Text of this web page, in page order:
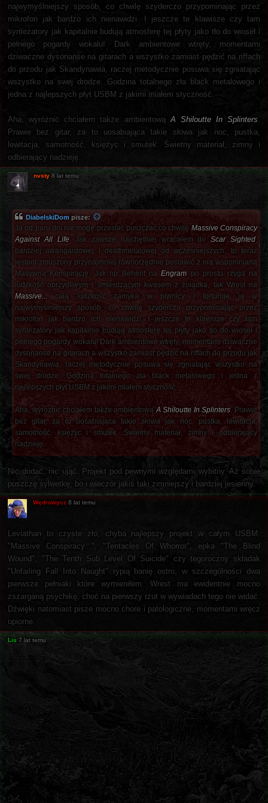
najwymyślniejszy sposób, co chwilę szyderczo przypominając przez
mikrofon jak bardzo ich nienawidzi. I jeszcze te klawisze czy tam
syntezatory jak kapitalnie budują atmosferę tej płyty jako tło do wioseł i
pełnego pogardy wokalu! Dark ambientowe wtręty, momentami
dziwaczne dysonanse na gitarach a wszystko zamiast pędzić na riffach
do przodu jak Skandynawia, raczej metodycznie posuwa się zgniatając
wszystko na swej drodze. Godzina totalnego zła black metalowego i
jedna z najlepszych płyt USBM z jakimi miałem styczność.
Aha, wyróżnić chciałem także ambientową A Shiloutte In Splinters
Prawie bez gitar, za to uosabiająca takie słowa jak noc, pustka,
lewitacja, samotność, księżyc i smutek. Świetny materiał, zimny i
odbierający nadzieję.
nvsty 8 lat temu
DiabelskiDom pisze:
Ja od paru dni nie mogę przestać puszczać co chwilę Massive Conspiracy
Against All Life. Jak zawsze najchętniej wracałem doScar Sighted
bardziej awangardowej i deathmetalowej od wcześniejszych, to teraz
jestem zmuszony przynajmniej równorzędnie postawić z nią wspomnianą
Masywną Konspirację. Jak np Beherit naEngram po prostu rzyga na
ludzkość obrzydliwym i śmierdzącym kwasem z żołądka, tak Wrest na
Massive...
całą ludzkość zamyka w piwnicy i torturuje ją w
najwymyślniejszy sposób, co chwilę szyderczo przypominając przez
mikrofon jak bardzo ich nienawidzi. I jeszcze te klawisze czy tam
syntezatory jak kapitalnie budują atmosferę tej płyty jako tło do wioseł i
pełnego pogardy wokalu! Dark ambientowe wtręty, momentami dziwaczne
dysonanse na gitarach a wszystko zamiast pędzić na riffach do przodu jak
Skandynawia, raczej metodycznie posuwa się zgniatając wszystko na
swej drodze. Godzina totalnego zła black metalowego i jedna z
najlepszych płyt USBM z jakimi miałem styczność.
Aha, wyróżnić chciałem także ambientowąA Shiloutte In Splinters. Prawie
bez gitar, za to uosabiająca takie słowa jak noc, pustka, lewitacja,
samotność, księżyc i smutek. Świetny materiał, zimny i odbierający
nadzieję.
Nic dodać, nic ująć. Projekt pod pewnymi względami wybitny. Aż sobie
puszczę sylwetkę, bo i wieczór jakiś taki zimniejszy i bardziej jesienny.
Wędrowycz 8 lat temu
Leviathan to czyste zło, chyba najlepszy projekt w całym USBM.
"Massive Conspiracy...", "Tentacles Of Whorror", epka "The Blind
Wound", "The Tenth Sub Level Of Suicide" czy tegoroczny składak
"Unfailing Fall Into Naught" rypią banię ostro, w szczególności dwa
pierwsze pełniaki które wymieniłem. Wrest ma ewidentnie mocno
zszarganą psychikę, choć na pierwszy rzut w wywiadach tego nie widać.
Dźwięki natomiast pisze mocno chore i patologiczne, momentami wręcz
upiorne.
Lis 7 lat temu